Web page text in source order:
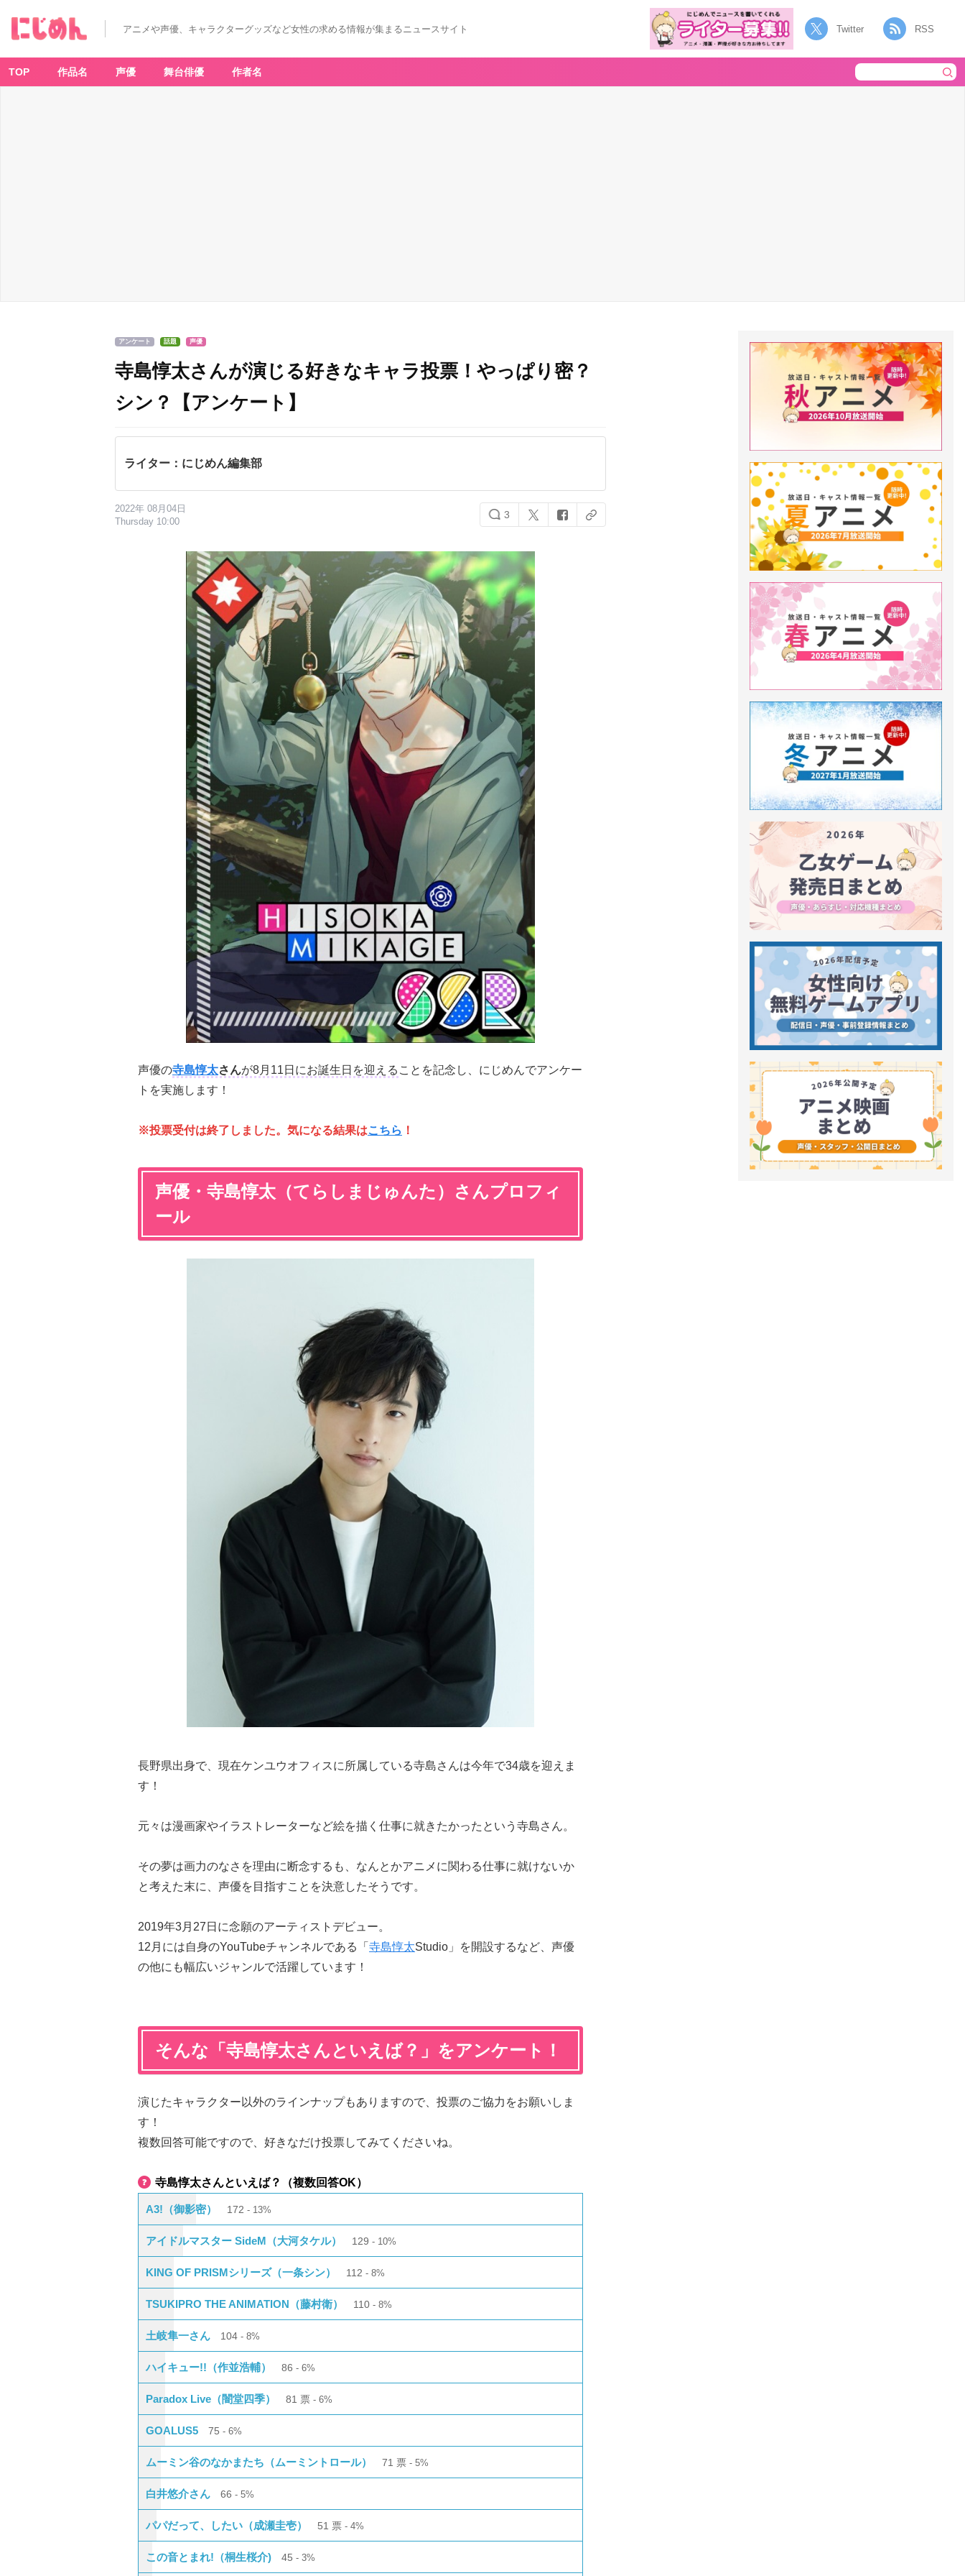
アニメや声優、キャラクターグッズなど女性の求める情報が集まるニュースサイト Twitter RSS
TOP 作品名 声優 舞台俳優 作者名
アンケート 話題 声優
寺島惇太さんが演じる好きなキャラ投票！やっぱり密？
シン？【アンケート】
ライター：にじめん編集部
2022年 08月04日
Thursday 10:00
3
声優の寺島惇太さんが8月11日にお誕生日を迎える ことを記念し、にじめんでアンケー
トを実施します！
※投票受付は終了しました。気になる結果はこちら ！
声優・寺島惇太（てらしまじゅんた）さんプロフィ
ール
長野県出身で、現在ケンユウオフィスに所属している寺島さんは今年で34歳を迎えま
す！
元々は漫画家やイラストレーターなど絵を描く仕事に就きたかったという寺島さん。
その夢は画力のなさを理由に断念するも、なんとかアニメに関わる仕事に就けないか
と考えた末に、声優を目指すことを決意したそうです。
2019年3月27日に念願のアーティストデビュー。
12月には自身のYouTubeチャンネルである「 寺島惇太Studio」を開設するなど、声優
の他にも幅広いジャンルで活躍しています！
そんな「寺島惇太さんといえば？」をアンケート！
演じたキャラクター以外のラインナップもありますので、投票のご協力をお願いしま
す！
複数回答可能ですので、好きなだけ投票してみてくださいね。
寺島惇太さんといえば？（複数回答OK）
A3!（御影密） 172 13%
アイドルマスター SideM（大河タケル） 129 10%
KING OF PRISMシリーズ（一条シン） 112 8%
TSUKIPRO THE ANIMATION（藤村衛） 110 8%
土岐隼一さん 104 8%
ハイキュー!!（作並浩輔） 86 6%
Paradox Live（闇堂四季） 81 票 6%
GOALUS5 75 6%
ムーミン谷のなかまたち（ムーミントロール） 71 票 5%
白井悠介さん 66 5%
パパだって、したい（成瀬圭壱） 51 票 4%
この音とまれ!（桐生桜介) 45 3%